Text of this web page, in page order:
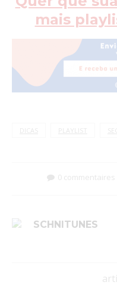
mais
DICAS PLAYLIST
0 commentaires
SCHNITUNES